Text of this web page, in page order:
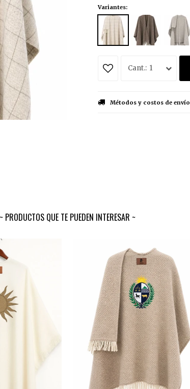
Variantes:
1
Métodos y costos de envío
PRODUCTOS QUE TE PUEDEN INTERESAR